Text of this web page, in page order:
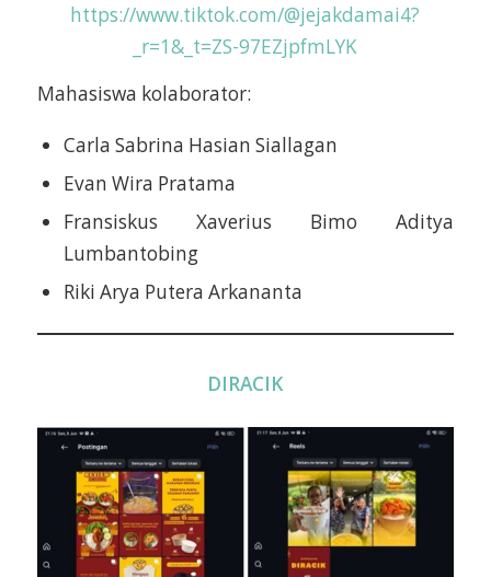
https://www.tiktok.com/@jejakdamai4?
_r=1&_t=ZS-97EZjpfmLYK
Mahasiswa kolaborator:
Carla Sabrina Hasian Siallagan
Evan Wira Pratama
Fransiskus Xaverius Bimo Aditya
Lumbantobing
Riki Arya Putera Arkananta
DIRACIK